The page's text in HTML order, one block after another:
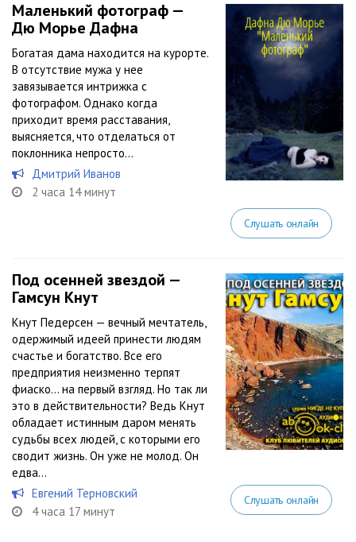
Маленький фотограф —
Дю Морье Дафна
Богатая дама находится на курорте.
В отсутствие мужа у нее
завязывается интрижка с
фотографом. Однако когда
приходит время расставания,
выясняется, что отделаться от
поклонника непросто…
Дмитрий Иванов
2 часа 14 минут
Слушать онлайн
Под осенней звездой —
Гамсун Кнут
Кнут Педерсен — вечный мечтатель,
одержимый идеей принести людям
счастье и богатство. Все его
предприятия неизменно терпят
фиаско… на первый взгляд. Но так ли
это в действительности? Ведь Кнут
обладает истинным даром менять
судьбы всех людей, с которыми его
сводит жизнь. Он уже не молод. Он
едва...
Евгений Терновский
4 часа 17 минут
Слушать онлайн